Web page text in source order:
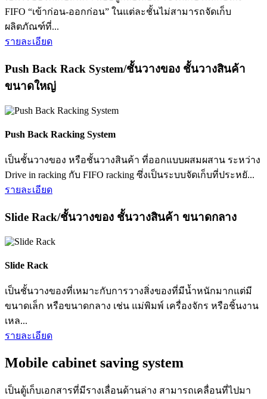
FIFO “เข้าก่อน-ออกก่อน” ในแต่ละชั้นไม่สามารถจัดเก็บ
ผลิตภัณฑ์ที่...
รายละเอียด
Push Back Rack System/ชั้นวางของ ชั้นวางสินค้า
ขนาดใหญ่
Push Back Racking System
เป็นชั้นวางของ หรือชั้นวางสินค้า ที่ออกแบบผสมผสาน ระหว่าง
Drive in racking กับ FIFO racking ซึ่งเป็นระบบจัดเก็บที่ประหยั...
รายละเอียด
Slide Rack/ชั้นวางของ ชั้นวางสินค้า ขนาดกลาง
Slide Rack
เป็นชั้นวางของที่เหมาะกับการวางสิ่งของที่มีน้ำหนักมากแต่มี
ขนาดเล็ก หรือขนาดกลาง เช่น แม่พิมพ์ เครื่องจักร หรือชิ้นงาน
เหล...
รายละเอียด
Mobile cabinet saving system
เป็นตู้เก็บเอกสารที่มีรางเลื่อนด้านล่าง สามารถเคลื่อนที่ไปมา